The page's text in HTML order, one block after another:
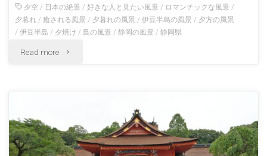
豆
岡
夕空 / 日本の絶景 /好きな人と見たい風景 / ロマンチックな風景 /
夕暮れ /癒される風景 / 夕暮れの風景 /伊豆半島の風景 / 夕方の風景
/伊豆半島 / 夕焼け /島の風景 /静岡の風景 /静岡県
Read more "西
夕